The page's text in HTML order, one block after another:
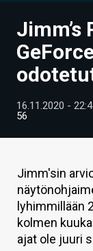
UUTISET
ARTIKKELIT
VIDEOT
HINTA.FI
KAUPPA
VAIHDA TEEMA
Jimm’s
16.11.2020 -
56
Jimm'sin
lyhimmillään
kolmen
ajat ole juuri